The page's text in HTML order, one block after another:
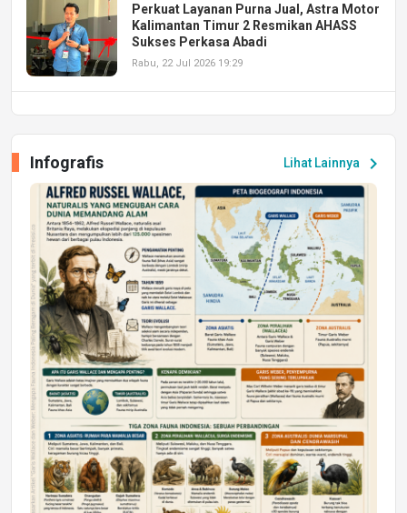
Perkuat Layanan Purna Jual, Astra Motor
Kalimantan Timur 2 Resmikan AHASS
Sukses Perkasa Abadi
Rabu, 22 Jul 2026 19:29
Peluang Kerja dan Magang
Jumat, 17 Jul 2026 22:30
DAERAH
Astra Motor Kalimantan Timur 2 Dukung
Mahasiswa Samarinda dalam Astra
Honda SDGs Future Leaders 2026
Jumat, 10 Jul 2026 19:01
Lihat Lainnya chevron_right
Infografis